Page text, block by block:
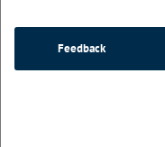
Feedback